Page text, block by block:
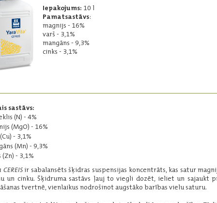
mēslošana Šķīdumu koncentrāti
Iepakojums: 10 l
Pamatsastāvs:
magnijs - 16%
varš - 3,1%
mangāns - 9,3%
cinks - 3,1%
sastāvs:
(N) - 4%
(MgO) - 16%
- 3,1%
(Mn) - 9,3%
(Zn) - 3,1%
ir sabalansēts šķidras suspensijas koncentrāts, kas satur
un cinku. Šķidruma sastāvs ļauj to viegli dozēt, ieliet un sajaukt
tvertnē, vienlaikus nodrošinot augstāko barības vielu saturu.
būtiskākajiem mikroelementiem.
YaraVita MANTRAC